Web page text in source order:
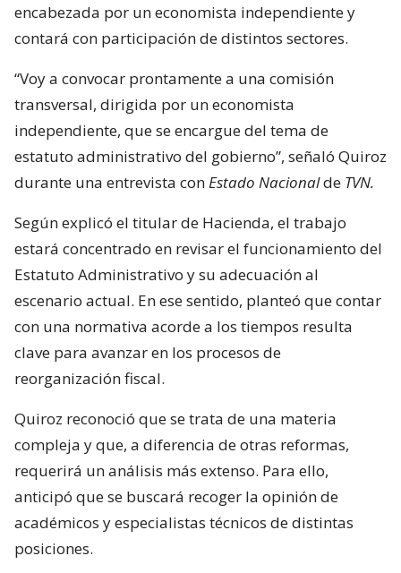
encabezada por un economista independiente y
contará con participación de distintos sectores.
“Voy a convocar prontamente a una comisión
transversal, dirigida por un economista
independiente, que se encargue del tema de
estatuto administrativo del gobierno”, señaló Quiroz
durante una entrevista con Estado Nacionalde TVN.
Según explicó el titular de Hacienda, el trabajo
estará concentrado en revisar el funcionamiento del
Estatuto Administrativo y su adecuación al
escenario actual. En ese sentido, planteó que contar
con una normativa acorde a los tiempos resulta
clave para avanzar en los procesos de
reorganización fiscal.
Quiroz reconoció que se trata de una materia
compleja y que, a diferencia de otras reformas,
requerirá un análisis más extenso. Para ello,
anticipó que se buscará recoger la opinión de
académicos y especialistas técnicos de distintas
posiciones.